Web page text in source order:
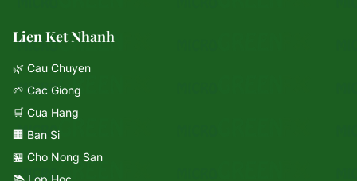
Lien Ket Nhanh
🌿 Cau Chuyen
🌱 Cac Giong
🛒 Cua Hang
🏢 Ban Si
🏪 Cho Nong San